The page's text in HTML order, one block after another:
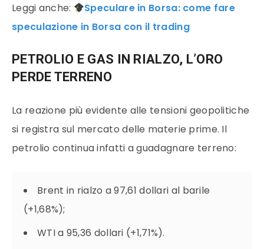
Leggi anche:
Speculare in Borsa: come fare
speculazione in Borsa con il trading
PETROLIO E GAS IN RIALZO, L’ORO
PERDE TERRENO
La reazione più evidente alle tensioni geopolitiche
si registra sul mercato delle materie prime. Il
petrolio continua infatti a guadagnare terreno:
Brent in rialzo a 97,61 dollari al barile
(+1,68%);
WTI a 95,36 dollari (+1,71%).